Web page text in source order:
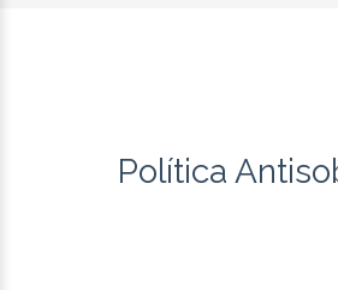
Política